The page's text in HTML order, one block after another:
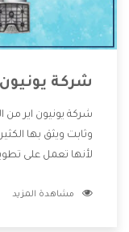
شركة يونيون
شركة يونيون اير من
وثابت ويثق بها
لأنها تعمل على
وتقدم للعملاء
مشاهدة المزيد